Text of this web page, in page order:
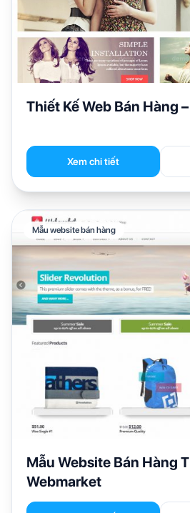
Thiết Kế Web Bán Hàng
Xem chi tiết
Mẫu website bán hàng
Mẫu Website Bán Hàng
Webmarket